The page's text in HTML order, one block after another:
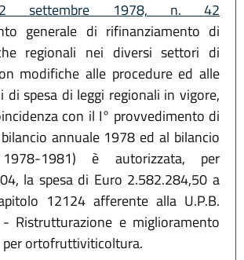
2 settembre 1978, n. 42
generale di rifinanziamento di
regionali nei diversi settori di
modifiche alle procedure ed alle
di spesa di leggi regionali in vigore,
con il I° provvedimento di
annuale 1978 ed al bilancio
1978-1981) è autorizzata, per
la spesa di Euro 2.582.284,50 a
12124 afferente alla U.P.B.
Ristrutturazione e miglioramento
per ortofruttiviticoltura.